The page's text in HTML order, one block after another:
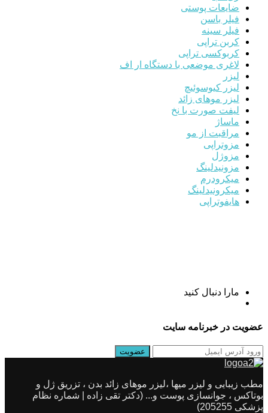
ضایعات پوستی
فیلر باسن
فیلر سینه
کربن تراپی
کربوکسی تراپی
لاغری موضعی با دستگاه ار اف
لیزر
لیزر کیوسوئیچ
لیزر موهای زائد
لیفت صورت با نخ
ماساژ
مراقبت از مو
مزوتراپی
مزوژل
مزونیدلینگ
میکرودرم
میکرونیدلینگ
هایفوتراپی
مارا دنبال کنید
عضویت در خبرنامه سایت
مطب زیبایی و لیزر میها ،لیزر موهای زائد بدن ، تزریق ژل و
بوتاکس ، جوانسازی پوست و... (دکتر تقی زاده | شماره نظام
پزشکی 205255)